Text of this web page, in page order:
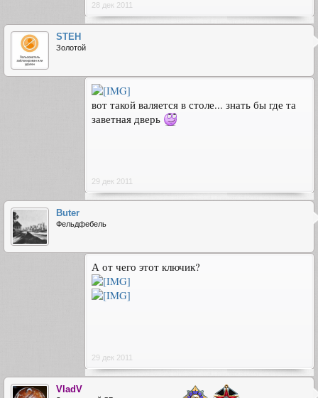
28 дек 2011
STEH
Золотой
вот такой валяется в столе... знать бы где та
заветная дверь
29 дек 2011
Buter
Фельдфебель
А от чего этот ключик?
29 дек 2011
VladV